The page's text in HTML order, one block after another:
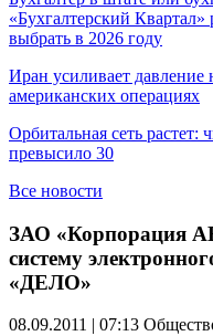
«Бухгалтерский Квартал»
выбрать в 2026 году
Иран усиливает давление
американских операциях
Орбитальная сеть растет:
превысило 30
Все новости
ЗАО «Корпорация
систему
«ДЕЛО»
08.09.2011 | 07:13